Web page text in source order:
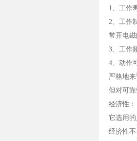
1、工作
2、工作
常开电磁
3、工作
4、动作
严格地
但对可
经济性：
它选用
经济性